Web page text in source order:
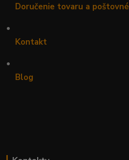
Doručenie tovaru a poštovné
•
Kontakt
•
Blog